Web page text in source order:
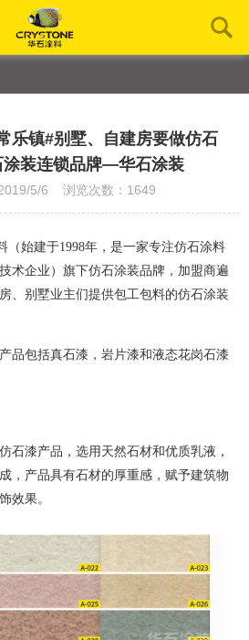
乐镇#别墅、自建房要做仿石
涂装连锁品牌—华石涂装
5/6 浏览次数：1649
（始建于1998年，是一家专注仿石涂料
术企业）旗下仿石涂装品牌 ， 加盟商遍
、别墅业主们提供包工包料的仿石涂装
品包括真石漆，岩片漆和液态花岗石漆
石漆产品，选用天然石材和优质乳液，
，产品具有石材的厚重感，赋予建筑物
效果。